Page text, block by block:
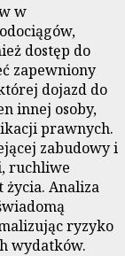
w
dostęp do
zapewniony
dojazd do
innej osoby,
prawnych.
zabudowy i
ruchliwe
życia. Analiza
ryzyko
wydatków.